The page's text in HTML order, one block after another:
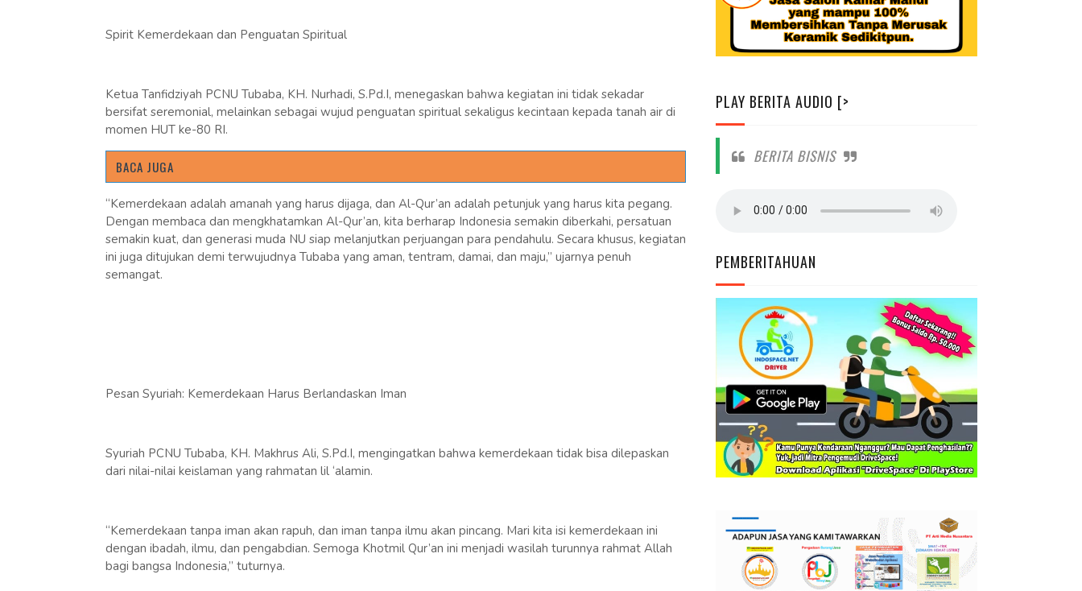
Spirit Kemerdekaan dan Penguatan Spiritual
Ketua Tanfidziyah PCNU Tubaba, KH. Nurhadi, S.Pd.I, menegaskan bahwa kegiatan ini tidak sekadar
bersifat seremonial, melainkan sebagai wujud penguatan spiritual sekaligus kecintaan kepada tanah air di
momen HUT ke-80 RI.
BACA JUGA
“Kemerdekaan adalah amanah yang harus dijaga, dan Al-Qur’an adalah petunjuk yang harus kita pegang.
Dengan membaca dan mengkhatamkan Al-Qur’an, kita berharap Indonesia semakin diberkahi, persatuan
semakin kuat, dan generasi muda NU siap melanjutkan perjuangan para pendahulu. Secara khusus, kegiatan
ini juga ditujukan demi terwujudnya Tubaba yang aman, tentram, damai, dan maju,” ujarnya penuh
semangat.
Pesan Syuriah: Kemerdekaan Harus Berlandaskan Iman
Syuriah PCNU Tubaba, KH. Makhrus Ali, S.Pd.I, mengingatkan bahwa kemerdekaan tidak bisa dilepaskan
dari nilai-nilai keislaman yang rahmatan lil ‘alamin.
“Kemerdekaan tanpa iman akan rapuh, dan iman tanpa ilmu akan pincang. Mari kita isi kemerdekaan ini
dengan ibadah, ilmu, dan pengabdian. Semoga Khotmil Qur’an ini menjadi wasilah turunnya rahmat Allah
bagi bangsa Indonesia,” tuturnya.
PLAY BERITA AUDIO [>
BERITA BISNIS
PEMBERITAHUAN